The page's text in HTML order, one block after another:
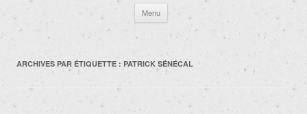
Menu
contenu
ARCHIVES PAR ÉTIQUETTE : PATRICK SÉNÉCAL